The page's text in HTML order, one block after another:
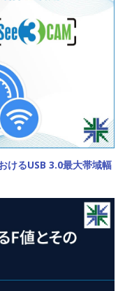
けるUSB 3.0最大帯域幅